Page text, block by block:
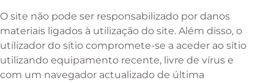
O site não pode ser responsabilizado por danos
materiais ligados à utilização do site. Além disso, o
utilizador do sítio compromete-se a aceder ao sítio
utilizando equipamento recente, livre de vírus e
com um navegador actualizado de última